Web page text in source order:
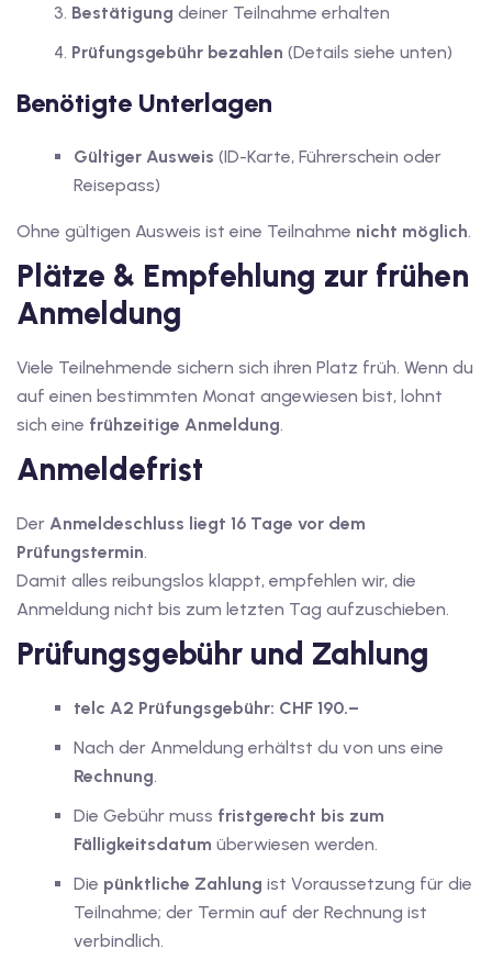
Bestätigung deiner Teilnahme erhalten
Prüfungsgebühr bezahlen (Details siehe unten)
Benötigte Unterlagen
Gültiger Ausweis (ID-Karte, Führerschein oder
Reisepass)
Ohne gültigen Ausweis ist eine Teilnahme nicht möglich.
Plätze & Empfehlung zur frühen
Anmeldung
Viele Teilnehmende sichern sich ihren Platz früh. Wenn du
auf einen bestimmten Monat angewiesen bist, lohnt
sich eine frühzeitige Anmeldung.
Anmeldefrist
Der Anmeldeschluss liegt 16 Tage vor dem
Prüfungstermin.
Damit alles reibungslos klappt, empfehlen wir, die
Anmeldung nicht bis zum letzten Tag aufzuschieben.
Prüfungsgebühr und Zahlung
telc A2 Prüfungsgebühr: CHF 190.–
Nach der Anmeldung erhältst du von uns eine
Rechnung.
Die Gebühr muss fristgerecht bis zum
Fälligkeitsdatum überwiesen werden.
Die pünktliche Zahlung ist Voraussetzung für die
Teilnahme; der Termin auf der Rechnung ist
verbindlich.